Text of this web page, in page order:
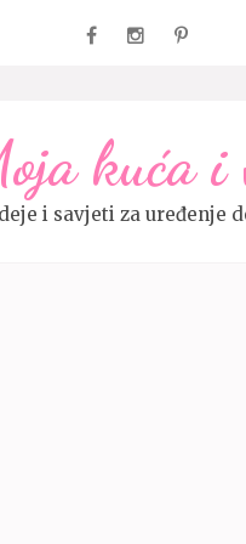
kuća
i savjeti za uređenje